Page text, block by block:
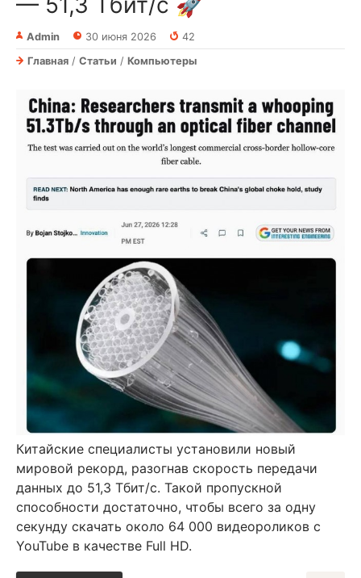
Admin 30 июня 2026
42
Главная / Статьи / Компьютеры
Китайские специалисты установили новый
мировой рекорд, разогнав скорость передачи
данных до 51,3 Тбит/с. Такой пропускной
способности достаточно, чтобы всего за одну
секунду скачать около 64 000 видеороликов с
YouTube в качестве Full HD.